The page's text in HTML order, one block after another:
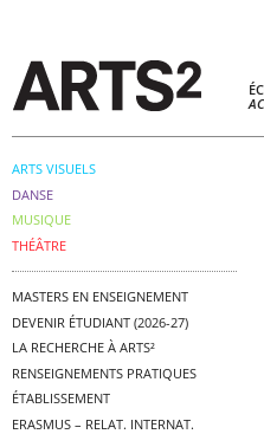
ARTS VISUELS
DANSE
MUSIQUE
THÉÂTRE
MASTERS EN ENSEIGNEMENT
DEVENIR ÉTUDIANT (2026-27)
LA RECHERCHE À ARTS²
RENSEIGNEMENTS PRATIQUES
ÉTABLISSEMENT
ERASMUS – RELAT. INTERNAT.